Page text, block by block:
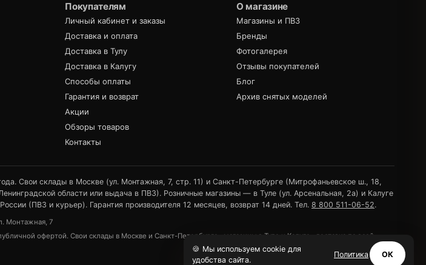
🍪 Мы используем cookie для
удобства сайта.
Политика ОК
Покупателям
Личный кабинет и заказы
Доставка и оплата
Доставка в Тулу
Доставка в Калугу
Способы оплаты
Гарантия и возврат
Акции
Обзоры товаров
Контакты
О магазине
Магазины и ПВЗ
Бренды
Фотогалерея
Отзывы покупателей
Блог
Архив снятых моделей
Свои склады в Москве (ул. Монтажная, 7, стр. 11) и Санкт-Петербурге (Митрофаньевское ш., 18,
области или выдача в ПВЗ). Розничные магазины — в Туле (ул. Арсенальная, 2а) и Калуге
(ПВЗ и курьер). Гарантия производителя 12 месяцев, возврат 14 дней. Тел. 8 800 511-06-52.
Монтажная, 7
офертой. Свои склады в Москве и Санкт-Петербурге · магазины в Туле и Калуге · доставка по всей